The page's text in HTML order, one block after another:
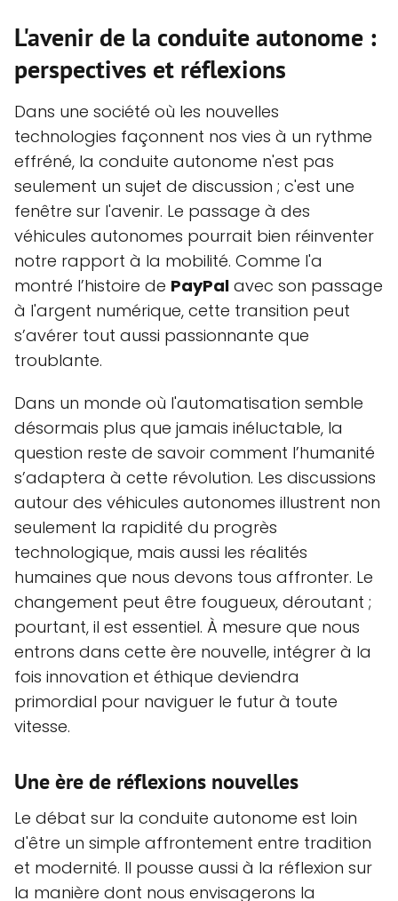
L'avenir de la conduite autonome :
perspectives et réflexions
Dans une société où les nouvelles
technologies façonnent nos vies à un rythme
effréné, la conduite autonome n'est pas
seulement un sujet de discussion ; c'est une
fenêtre sur l'avenir. Le passage à des
véhicules autonomes pourrait bien réinventer
notre rapport à la mobilité. Comme l'a
montré l’histoire de PayPal avec son passage
à l'argent numérique, cette transition peut
s’avérer tout aussi passionnante que
troublante.
Dans un monde où l'automatisation semble
désormais plus que jamais inéluctable, la
question reste de savoir comment l’humanité
s’adaptera à cette révolution. Les discussions
autour des véhicules autonomes illustrent non
seulement la rapidité du progrès
technologique, mais aussi les réalités
humaines que nous devons tous affronter. Le
changement peut être fougueux, déroutant ;
pourtant, il est essentiel. À mesure que nous
entrons dans cette ère nouvelle, intégrer à la
fois innovation et éthique deviendra
primordial pour naviguer le futur à toute
vitesse.
Une ère de réflexions nouvelles
Le débat sur la conduite autonome est loin
d'être un simple affrontement entre tradition
et modernité. Il pousse aussi à la réflexion sur
la manière dont nous envisagerons la